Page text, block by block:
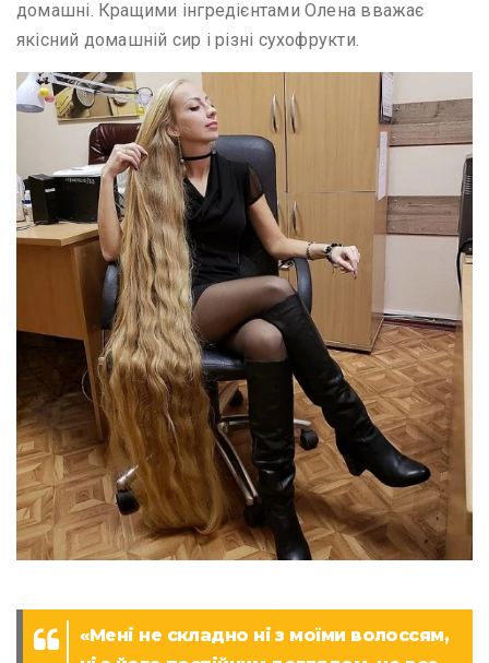
домашні. Кращими інгредієнтами Олена вважає
якісний домашній сир і різні сухофрукти.
«Мені не складно ні з моїми волоссям,